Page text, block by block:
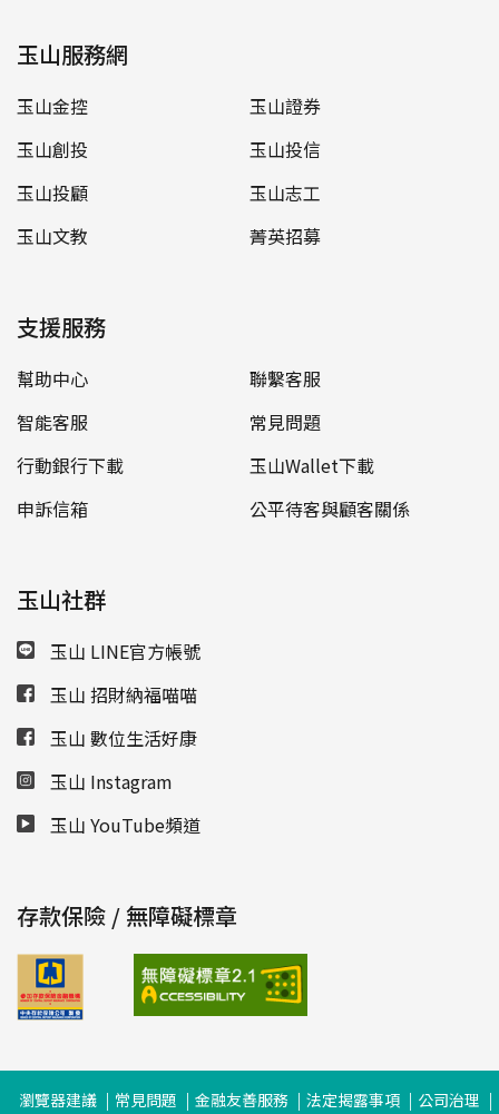
玉山服務網
玉山金控
玉山證券
玉山創投
玉山投信
玉山投顧
玉山志工
玉山文教
菁英招募
支援服務
幫助中心
聯繫客服
智能客服
常見問題
行動銀行下載
玉山Wallet下載
申訴信箱
公平待客與顧客關係
玉山社群
玉山 LINE官方帳號
玉山 招財納福喵喵
玉山 數位生活好康
玉山 Instagram
玉山 YouTube頻道
存款保險 / 無障礙標章
瀏覽器建議 常見問題 金融友善服務 法定揭露事項 公司治理